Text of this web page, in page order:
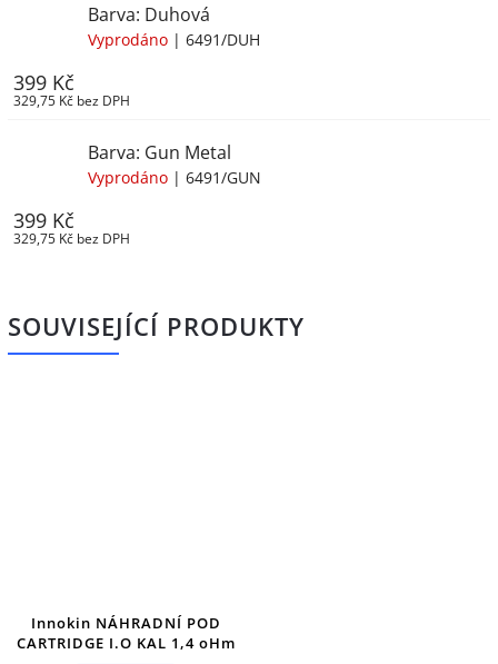
Barva: Duhová
Vyprodáno | 6491/DUH
399 Kč
329,75 Kč bez DPH
Barva: Gun Metal
Vyprodáno | 6491/GUN
399 Kč
329,75 Kč bez DPH
SOUVISEJÍCÍ PRODUKTY
Innokin NÁHRADNÍ POD
CARTRIDGE I.O KAL 1,4 oHm